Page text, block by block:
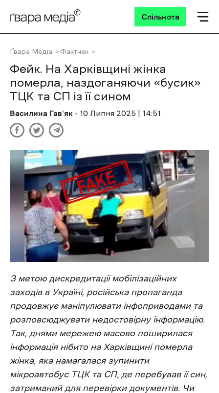
Спільнота
Ґвара Медіа Фактчек
Фейк. На Харківщині жінка
померла, наздоганяючи «бусик»
ТЦК та СП із її сином
Василина Гав'як - 10 Липня 2025 | 14:51
З метою дискредитації мобілізаційних
заходів в Україні, російська пропаганда
продовжує маніпулювати інфоприводами та
розповсюджувати недостовірну інформацію.
Так, днями мережею масово поширилася
інформація нібито на Харківщині померла
жінка, яка намагалася зупинити
мікроавтобус ТЦК та СП, де перебував її син,
затриманий для перевірки документів. Чи